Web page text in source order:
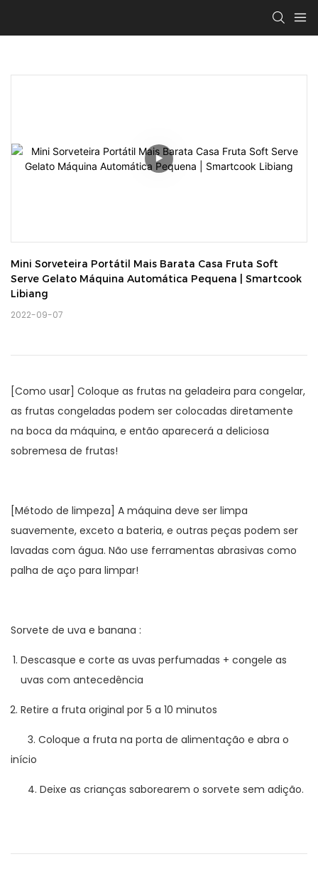
Mini Sorveteira Portátil Mais Barata Casa Fruta Soft
Serve Gelato Máquina Automática Pequena | Smartcook
Libiang
2022-09-07
[Como usar] Coloque as frutas na geladeira para congelar,
as frutas congeladas podem ser colocadas diretamente
na boca da máquina, e então aparecerá a deliciosa
sobremesa de frutas!
[Método de limpeza] A máquina deve ser limpa
suavemente, exceto a bateria, e outras peças podem ser
lavadas com água. Não use ferramentas abrasivas como
palha de aço para limpar!
Sorvete de uva e banana :
Descasque e corte as uvas perfumadas + congele as
uvas com antecedência
Retire a fruta original por 5 a 10 minutos
3. Coloque a fruta na porta de alimentação e abra o
início
4. Deixe as crianças saborearem o sorvete sem adição.